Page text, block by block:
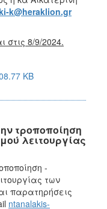
k@heraklion.gr
στις 8/9/2024.
KB
τροποποίηση
λειτουργίας
-
των
παρατηρήσεις
ntanalakis-